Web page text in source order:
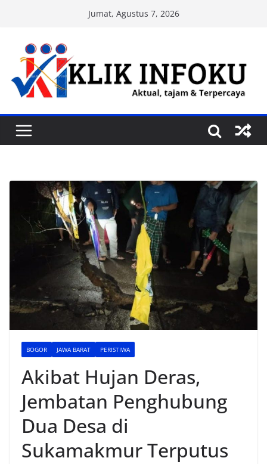
content
Jumat, Agustus 7, 2026
BOGOR JAWA BARAT PERISTIWA
Akibat Hujan Deras,
Jembatan Penghubung
Dua Desa di
Sukamakmur Terputus